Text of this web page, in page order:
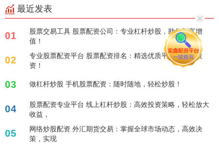
最近发表
01
股票交易工具 股票配资公司：专业杠杆炒股，助您财富增
值！
02
专业股票配资平台 股票配资排名：精选优质平台，助您投
资！
03 做杠杆炒股 手机股票配资：随时随地，轻松炒股！
04
股票配资专业平台 线上杠杆炒股：高效投资策略，轻松放大
收益，
05
网络炒股配资 外汇期货交易：掌握全球市场动态，高效决
策，实现